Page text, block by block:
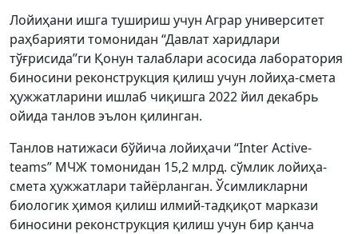
Лойиҳани ишга тушириш учун Аграр университет
раҳбарияти томонидан “Давлат харидлари
тўғрисида”ги Қонун талаблари асосида лаборатория
биносини реконструкция қилиш учун лойиҳа-смета
ҳужжатларини ишлаб чиқишга 2022 йил декабрь
ойида танлов эълон қилинган.
Танлов натижаси бўйича лойиҳачи “Inter Active-
teams” МЧЖ томонидан 15,2 млрд. сўмлик лойиҳа-
смета ҳужжатлари тайёрланган. Ўсимликларни
биологик ҳимоя қилиш илмий-тадқиқот маркази
биносини реконструкция қилиш учун бир қанча